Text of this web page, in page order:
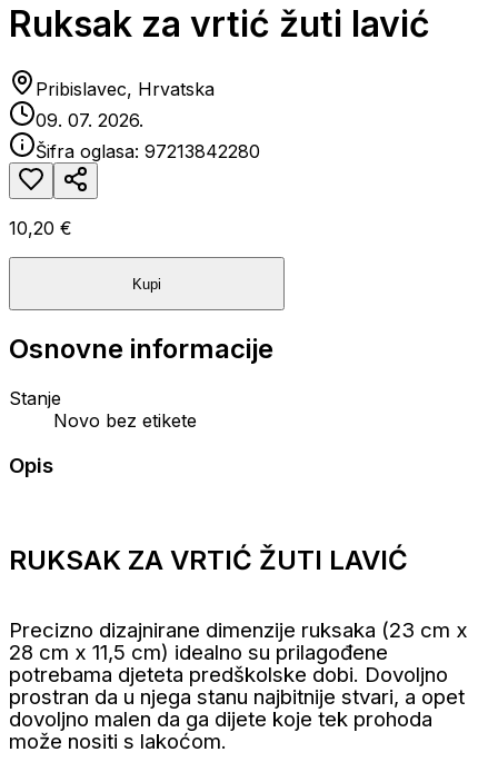
Ruksak za vrtić žuti lavić
Pribislavec, Hrvatska
09. 07. 2026.
Šifra oglasa: 97213842280
10,20 €
Kupi
Osnovne informacije
Stanje
Novo bez etikete
Opis
RUKSAK ZA VRTIĆ ŽUTI LAVIĆ
Precizno dizajnirane dimenzije ruksaka (23 cm x
28 cm x 11,5 cm) idealno su prilagođene
potrebama djeteta predškolske dobi. Dovoljno
prostran da u njega stanu najbitnije stvari, a opet
dovoljno malen da ga dijete koje tek prohoda
može nositi s lakoćom.